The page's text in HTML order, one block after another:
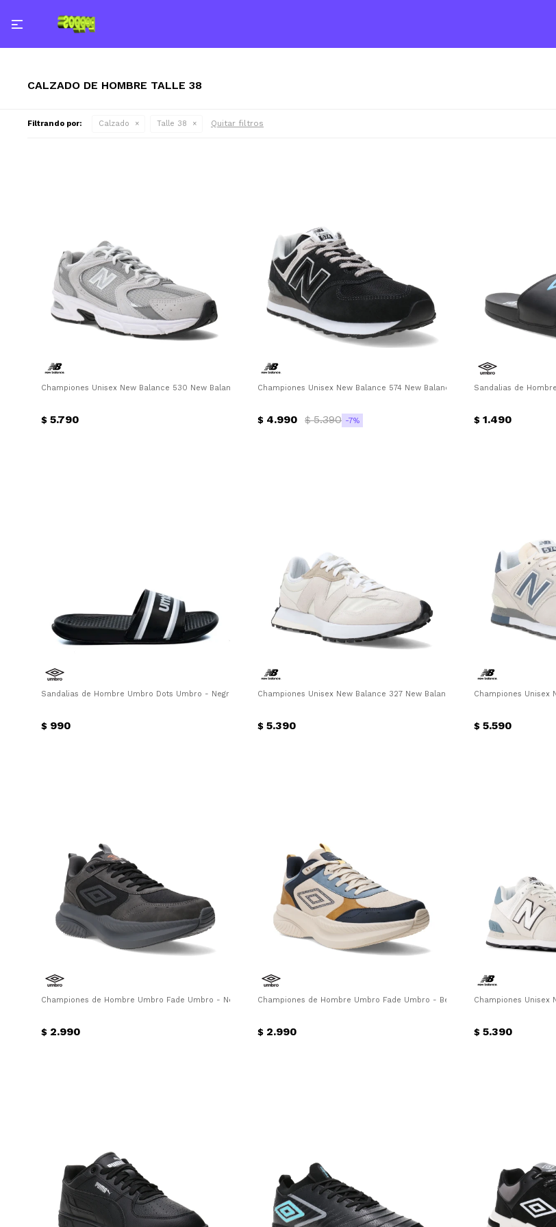

CALZADO DE HOMBRE TALLE 38
Filtrando por: Calzado Talle 38 Quitar filtros
Championes Unisex New Balance 530 New Balance - Gris
$ 5.790
Championes Unisex New Balance 574 New Balance - Negro - Gris
$ 4.990 $ 5.390 7
Sandalias de
$ 1.490
Sandalias de Hombre Umbro Dots Umbro - Negro
$ 990
Championes Unisex New Balance 327 New Balance - Beige - Gris
$ 5.390
Championes Unisex
$ 5.590
Championes de Hombre Umbro Fade Umbro - Negro
$ 2.990
Championes de Hombre Umbro Fade Umbro - Beige - Azul
$ 2.990
Championes Unisex
$ 5.390